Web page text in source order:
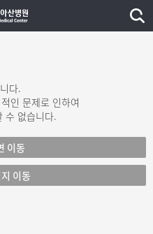
다.
인 문제로 인하여
수 없습니다.
이동
이동